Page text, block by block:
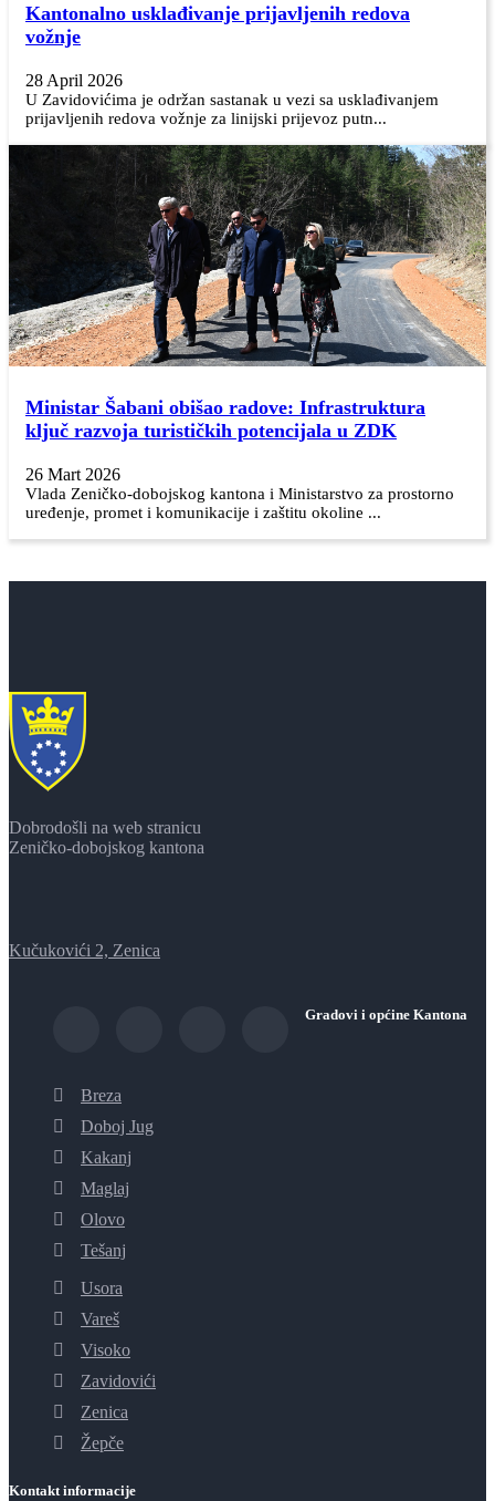
Kantonalno usklađivanje prijavljenih redova
vožnje
28 April 2026
U Zavidovićima je održan sastanak u vezi sa usklađivanjem
prijavljenih redova vožnje za linijski prijevoz putn...
Ministar Šabani obišao radove: Infrastruktura
ključ razvoja turističkih potencijala u ZDK
26 Mart 2026
Vlada Zeničko-dobojskog kantona i Ministarstvo za prostorno
uređenje, promet i komunikacije i zaštitu okoline ...
Dobrodošli na web stranicu
Zeničko-dobojskog kantona
Kučukovići 2, Zenica
Gradovi i općine Kantona
Breza
Doboj Jug
Kakanj
Maglaj
Olovo
Tešanj
Usora
Vareš
Visoko
Zavidovići
Zenica
Žepče
Kontakt informacije